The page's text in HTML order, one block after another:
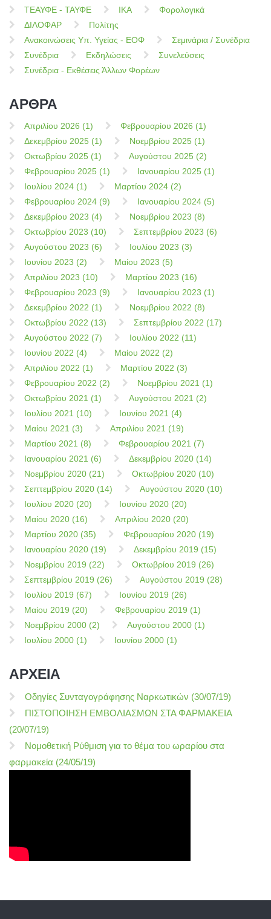
ΤΕΑΥΦΕ - ΤΑΥΦΕ
ΙΚΑ
Φορολογικά
ΔΙΛΟΦΑΡ
Πολίτης
Ανακοινώσεις Υπ. Υγείας - ΕΟΦ
Σεμινάρια / Συνέδρια
Συνέδρια
Εκδηλώσεις
Συνελεύσεις
Συνέδρια - Εκθέσεις Άλλων Φορέων
ΑΡΘΡΑ
Απριλίου 2026 (1)
Φεβρουαρίου 2026 (1)
Δεκεμβρίου 2025 (1)
Νοεμβρίου 2025 (1)
Οκτωβρίου 2025 (1)
Αυγούστου 2025 (2)
Φεβρουαρίου 2025 (1)
Ιανουαρίου 2025 (1)
Ιουλίου 2024 (1)
Μαρτίου 2024 (2)
Φεβρουαρίου 2024 (9)
Ιανουαρίου 2024 (5)
Δεκεμβρίου 2023 (4)
Νοεμβρίου 2023 (8)
Οκτωβρίου 2023 (10)
Σεπτεμβρίου 2023 (6)
Αυγούστου 2023 (6)
Ιουλίου 2023 (3)
Ιουνίου 2023 (2)
Μαίου 2023 (5)
Απριλίου 2023 (10)
Μαρτίου 2023 (16)
Φεβρουαρίου 2023 (9)
Ιανουαρίου 2023 (1)
Δεκεμβρίου 2022 (1)
Νοεμβρίου 2022 (8)
Οκτωβρίου 2022 (13)
Σεπτεμβρίου 2022 (17)
Αυγούστου 2022 (7)
Ιουλίου 2022 (11)
Ιουνίου 2022 (4)
Μαίου 2022 (2)
Απριλίου 2022 (1)
Μαρτίου 2022 (3)
Φεβρουαρίου 2022 (2)
Νοεμβρίου 2021 (1)
Οκτωβρίου 2021 (1)
Αυγούστου 2021 (2)
Ιουλίου 2021 (10)
Ιουνίου 2021 (4)
Μαίου 2021 (3)
Απριλίου 2021 (19)
Μαρτίου 2021 (8)
Φεβρουαρίου 2021 (7)
Ιανουαρίου 2021 (6)
Δεκεμβρίου 2020 (14)
Νοεμβρίου 2020 (21)
Οκτωβρίου 2020 (10)
Σεπτεμβρίου 2020 (14)
Αυγούστου 2020 (10)
Ιουλίου 2020 (20)
Ιουνίου 2020 (20)
Μαίου 2020 (16)
Απριλίου 2020 (20)
Μαρτίου 2020 (35)
Φεβρουαρίου 2020 (19)
Ιανουαρίου 2020 (19)
Δεκεμβρίου 2019 (15)
Νοεμβρίου 2019 (22)
Οκτωβρίου 2019 (26)
Σεπτεμβρίου 2019 (26)
Αυγούστου 2019 (28)
Ιουλίου 2019 (67)
Ιουνίου 2019 (26)
Μαίου 2019 (20)
Φεβρουαρίου 2019 (1)
Νοεμβρίου 2000 (2)
Αυγούστου 2000 (1)
Ιουλίου 2000 (1)
Ιουνίου 2000 (1)
ΑΡΧΕΙΑ
Οδηγίες Συνταγογράφησης Ναρκωτικών (30/07/19)
ΠΙΣΤΟΠΟΙΗΣΗ ΕΜΒΟΛΙΑΣΜΩΝ ΣΤΑ ΦΑΡΜΑΚΕΙΑ
(20/07/19)
Νομοθετική Ρύθμιση για το θέμα του ωραρίου στα
φαρμακεία (24/05/19)